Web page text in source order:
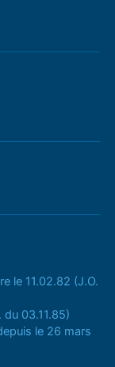
le 11.02.82 (J.O.
03.11.85)
le 26 mars